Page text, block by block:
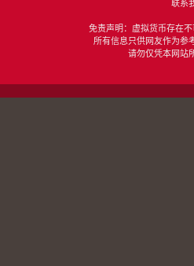
联系
免责声明：虚拟货币存在
所有信息只供网友作为参
请勿仅凭本网站